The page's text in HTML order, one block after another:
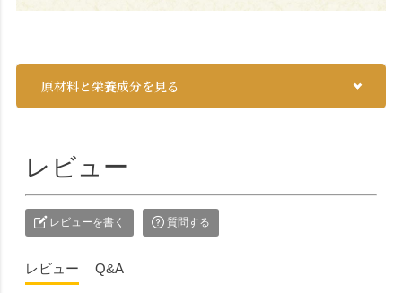
原材料と栄養成分を見る
レビュー
レビューを書く 質問する
レビュー Q&A